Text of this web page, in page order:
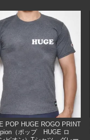
POP HUGE ROGO PRINT
（ポップ HUGE ロ